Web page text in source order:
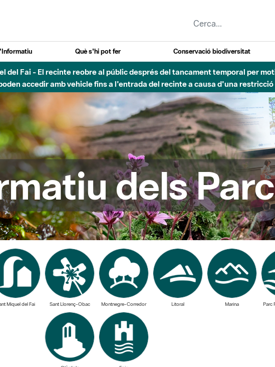
Què s'hi pot fer Conservació biodiversitat
- Afectacions a la llera del Parc Fluvial del Besòs degut a obres de
dels
Miquel del Fai Sant Llorenç-Obac Montnegre-Corredor
Olèrdola Foix